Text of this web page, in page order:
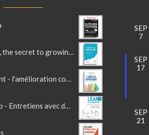
Learning to scale, the secret to growing a fast and resilient company
L'hôpital apprenant - l'amélioration continue au service du soin
Lean & Leadership - Entretiens avec des leaders Lean
SEP
7
SEP
17
SEP
21